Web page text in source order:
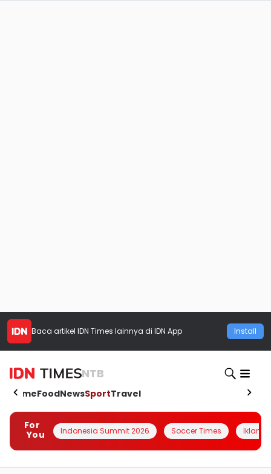
Baca artikel IDN Times lainnya di IDN App Install
NTB
HomeFoodNewsSportTravel
For
You
Indonesia Summit 2026 Soccer Times Iklanin